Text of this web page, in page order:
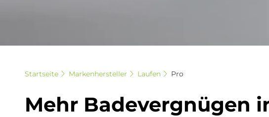
Startseite Markenhersteller Laufen Pro
Mehr Ba­de­ver­gnü­gen